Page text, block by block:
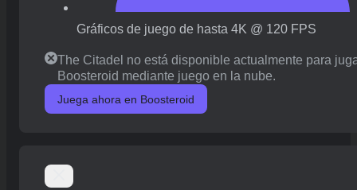
Gráficos de juego de hasta 4K @ 120 FPS
The Citadel no está disponible actualmente para
Boosteroid mediante juego en la nube.
Juega ahora en Boosteroid